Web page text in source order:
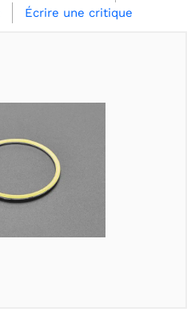
Écrire une critique